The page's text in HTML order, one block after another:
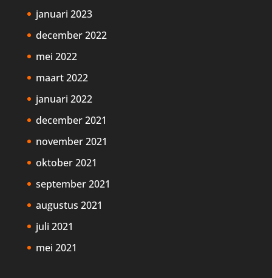
januari 2023
december 2022
mei 2022
maart 2022
januari 2022
december 2021
november 2021
oktober 2021
september 2021
augustus 2021
juli 2021
mei 2021